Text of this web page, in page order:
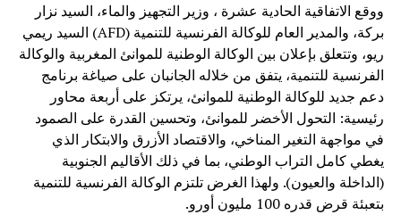
ووقع الاتفاقية الحادية عشرة ، وزير التجهيز والماء، السيد نزار
بركة، والمدير العام للوكالة الفرنسية للتنمية (AFD) السيد ريمي
ريو، وتتعلق بإعلان بين الوكالة الوطنية للموانئ المغربية والوكالة
الفرنسية للتنمية، يتفق من خلاله الجانبان على صياغة برنامج
دعم جديد للوكالة الوطنية للموانئ، يرتكز على أربعة محاور
رئيسية: التحول الأخضر للموانئ، وتحسين القدرة على الصمود
في مواجهة التغير المناخي، والاقتصاد الأزرق والابتكار الذي
يغطي كامل التراب الوطني، بما في ذلك الأقاليم الجنوبية
(الداخلة والعيون). ولهذا الغرض تلتزم الوكالة الفرنسية للتنمية
بتعبئة قرض قدره 100 مليون أورو.